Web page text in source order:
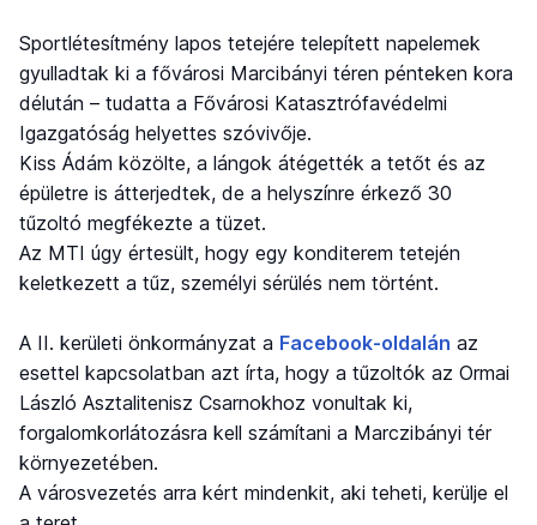
Sportlétesítmény lapos tetejére telepített napelemek
gyulladtak ki a fővárosi Marcibányi téren pénteken kora
délután – tudatta a Fővárosi Katasztrófavédelmi
Igazgatóság helyettes szóvivője.
Kiss Ádám közölte, a lángok átégették a tetőt és az
épületre is átterjedtek, de a helyszínre érkező 30
tűzoltó megfékezte a tüzet.
Az MTI úgy értesült, hogy egy konditerem tetején
keletkezett a tűz, személyi sérülés nem történt.
A II. kerületi önkormányzat a Facebook-oldalán az
esettel kapcsolatban azt írta, hogy a tűzoltók az Ormai
László Asztalitenisz Csarnokhoz vonultak ki,
forgalomkorlátozásra kell számítani a Marczibányi tér
környezetében.
A városvezetés arra kért mindenkit, aki teheti, kerülje el